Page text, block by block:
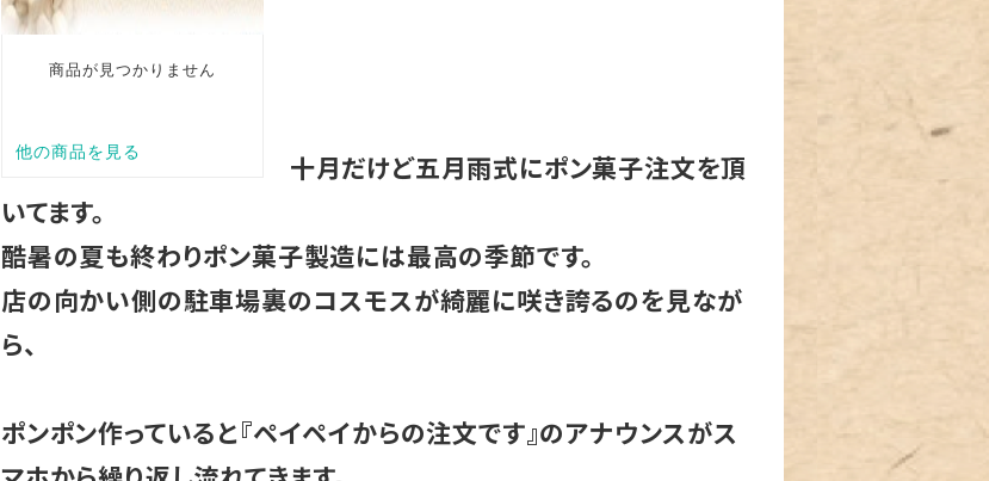
十月だけど五月雨式にポン菓子注文を頂
いてます。
酷暑の夏も終わりポン菓子製造には最高の季節です。
店の向かい側の駐車場裏のコスモスが綺麗に咲き誇るのを見なが
ら、
ポンポン作っていると『ペイペイからの注文です』のアナウンスがス